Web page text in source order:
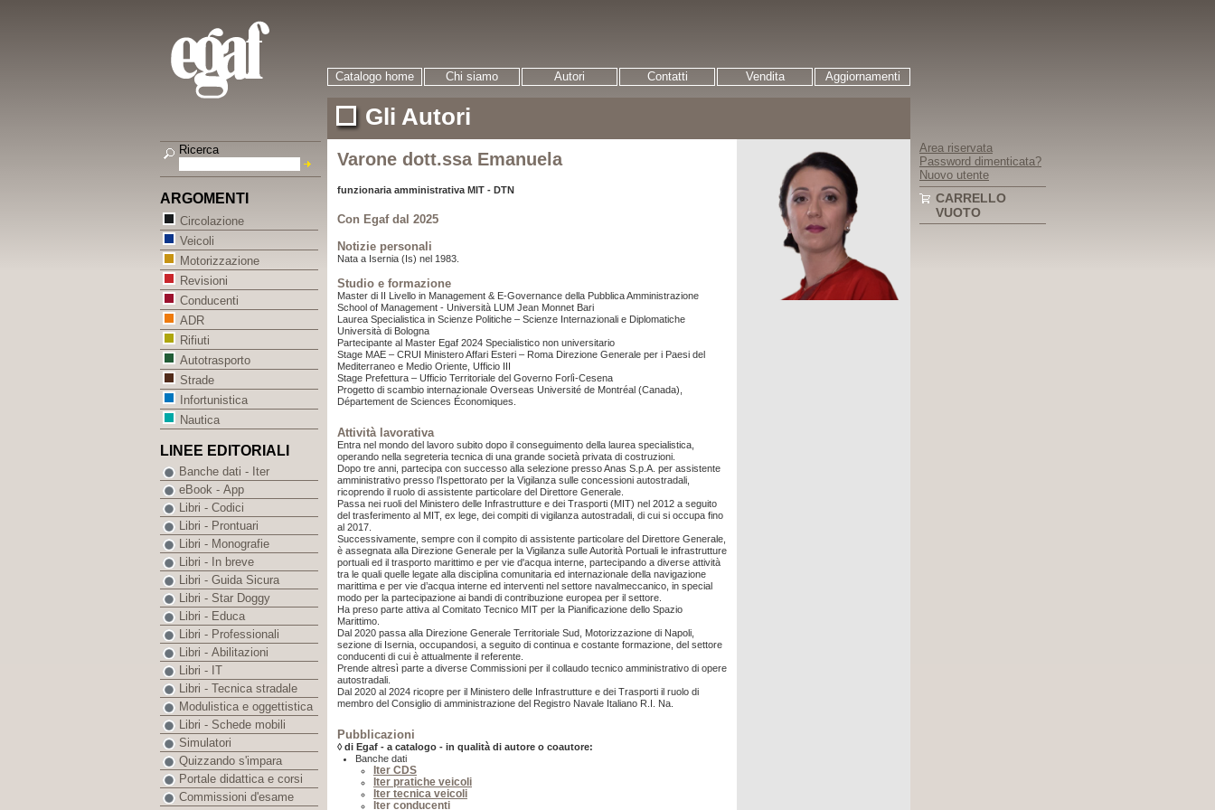
Catalogo home Chi siamo Autori Contatti Vendita Aggiornamenti
Gli Autori
Varone dott.ssa Emanuela
funzionaria amministrativa MIT - DTN
Con Egaf dal 2025
Notizie personali
Nata a Isernia (Is) nel 1983.
Studio e formazione
Master di II Livello in Management & E-Governance della Pubblica Amministrazione
School of Management - Università LUM Jean Monnet Bari
Laurea Specialistica in Scienze Politiche – Scienze Internazionali e Diplomatiche
Università di Bologna
Partecipante al Master Egaf 2024 Specialistico non universitario
Stage MAE – CRUI Ministero Affari Esteri – Roma Direzione Generale per i Paesi del
Mediterraneo e Medio Oriente, Ufficio III
Stage Prefettura – Ufficio Territoriale del Governo Forlì-Cesena
Progetto di scambio internazionale Overseas Université de Montréal (Canada),
Département de Sciences Économiques.
Attività lavorativa
Entra nel mondo del lavoro subito dopo il conseguimento della laurea specialistica,
operando nella segreteria tecnica di una grande società privata di costruzioni.
Dopo tre anni, partecipa con successo alla selezione presso Anas S.p.A. per assistente
amministrativo presso l’Ispettorato per la Vigilanza sulle concessioni autostradali,
ricoprendo il ruolo di assistente particolare del Direttore Generale.
Passa nei ruoli del Ministero delle Infrastrutture e dei Trasporti (MIT) nel 2012 a seguito
del trasferimento al MIT, ex lege, dei compiti di vigilanza autostradali, di cui si occupa fino
al 2017.
Successivamente, sempre con il compito di assistente particolare del Direttore Generale,
è assegnata alla Direzione Generale per la Vigilanza sulle Autorità Portuali le infrastrutture
portuali ed il trasporto marittimo e per vie d'acqua interne, partecipando a diverse attività
tra le quali quelle legate alla disciplina comunitaria ed internazionale della navigazione
marittima e per vie d’acqua interne ed interventi nel settore navalmeccanico, in special
modo per la partecipazione ai bandi di contribuzione europea per il settore.
Ha preso parte attiva al Comitato Tecnico MIT per la Pianificazione dello Spazio
Marittimo.
Dal 2020 passa alla Direzione Generale Territoriale Sud, Motorizzazione di Napoli,
sezione di Isernia, occupandosi, a seguito di continua e costante formazione, del settore
conducenti di cui è attualmente il referente.
Prende altresì parte a diverse Commissioni per il collaudo tecnico amministrativo di opere
autostradali.
Dal 2020 al 2024 ricopre per il Ministero delle Infrastrutture e dei Trasporti il ruolo di
membro del Consiglio di amministrazione del Registro Navale Italiano R.I. Na.
Pubblicazioni
◊ di Egaf - a catalogo - in qualità di autore o coautore:
Banche dati
Iter CDS
Iter pratiche veicoli
Iter tecnica veicoli
Iter conducenti
Ricerca
ARGOMENTI
Circolazione
Veicoli
Motorizzazione
Revisioni
Conducenti
ADR
Rifiuti
Autotrasporto
Strade
Infortunistica
Nautica
LINEE EDITORIALI
Banche dati - Iter
eBook - App
Libri - Codici
Libri - Prontuari
Libri - Monografie
Libri - In breve
Libri - Guida Sicura
Libri - Star Doggy
Libri - Educa
Libri - Professionali
Libri - Abilitazioni
Libri - IT
Libri - Tecnica stradale
Modulistica e oggettistica
Libri - Schede mobili
Simulatori
Quizzando s'impara
Portale didattica e corsi
Commissioni d'esame
Area riservata
Password dimenticata?
Nuovo utente
CARRELLO
VUOTO